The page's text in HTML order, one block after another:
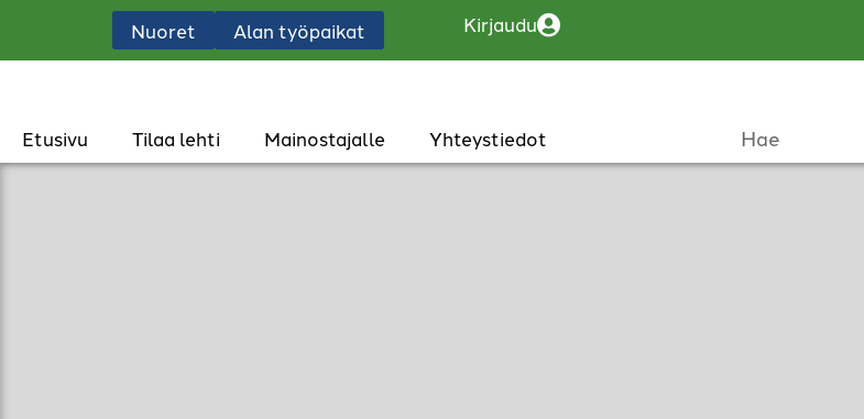
Nuoret Alan työpaikat Kirjaudu
Etusivu Tilaa lehti Mainostajalle Yhteystiedot